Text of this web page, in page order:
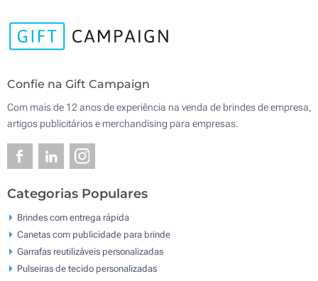
Confie na Gift Campaign
Com mais de 12 anos de experiência na venda de brindes de empresa,
artigos publicitários e merchandising para empresas.
Categorias Populares
Brindes com entrega rápida
Canetas com publicidade para brinde
Garrafas reutilizáveis personalizadas
Pulseiras de tecido personalizadas